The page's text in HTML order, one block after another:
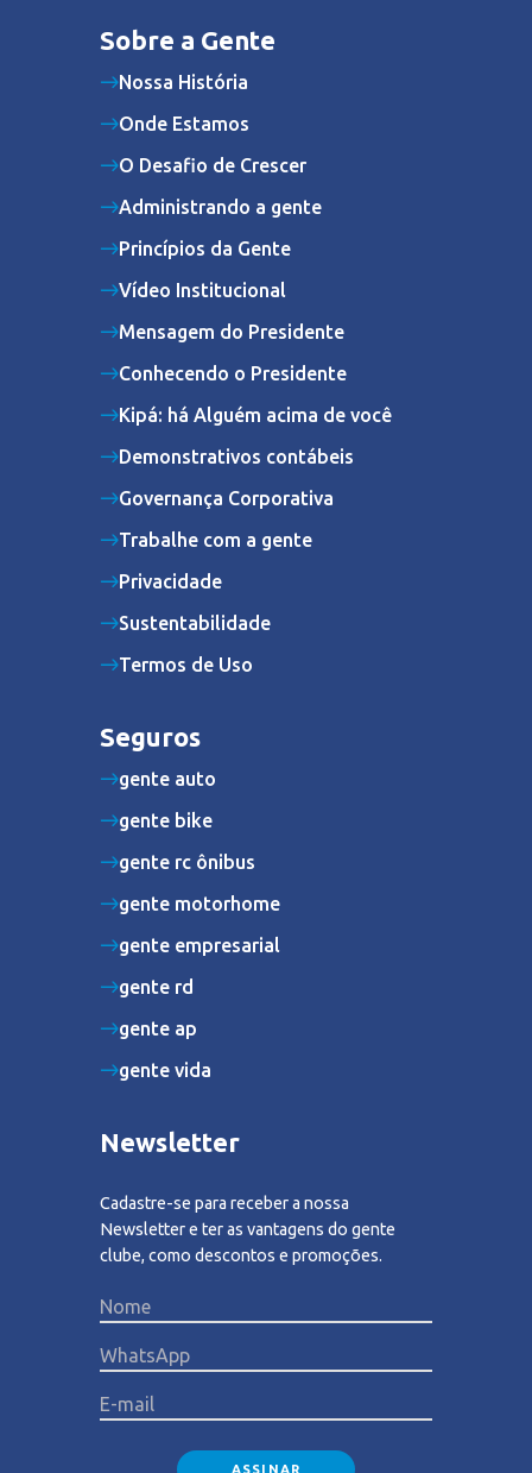
Sobre a Gente
Nossa História
Onde Estamos
O Desafio de Crescer
Administrando a gente
Princípios da Gente
Vídeo Institucional
Mensagem do Presidente
Conhecendo o Presidente
Kipá: há Alguém acima de você
Demonstrativos contábeis
Governança Corporativa
Trabalhe com a gente
Privacidade
Sustentabilidade
Termos de Uso
Seguros
gente auto
gente bike
gente rc ônibus
gente motorhome
gente empresarial
gente rd
gente ap
gente vida
Newsletter
Cadastre-se para receber a nossa
Newsletter e ter as vantagens do gente
clube, como descontos e promoções.